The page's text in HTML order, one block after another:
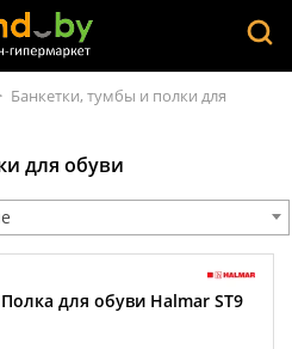
Банкетки, тумбы и полки для
для обуви
Полка для обуви Halmar ST9